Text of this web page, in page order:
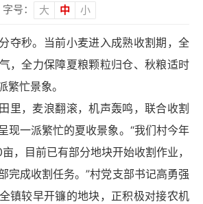
字号：
大 中 小
秒。当前小麦进入成熟收割期，全
，全力保障夏粮颗粒归仓、秋粮适时
繁忙景象。
，麦浪翻滚，机声轰鸣，联合收割
现一派繁忙的夏收景象。“我们村今年
，目前已有部分地块开始收割作业，
完成收割任务。”村党支部书记高勇强
镇较早开镰的地块，正积极对接农机